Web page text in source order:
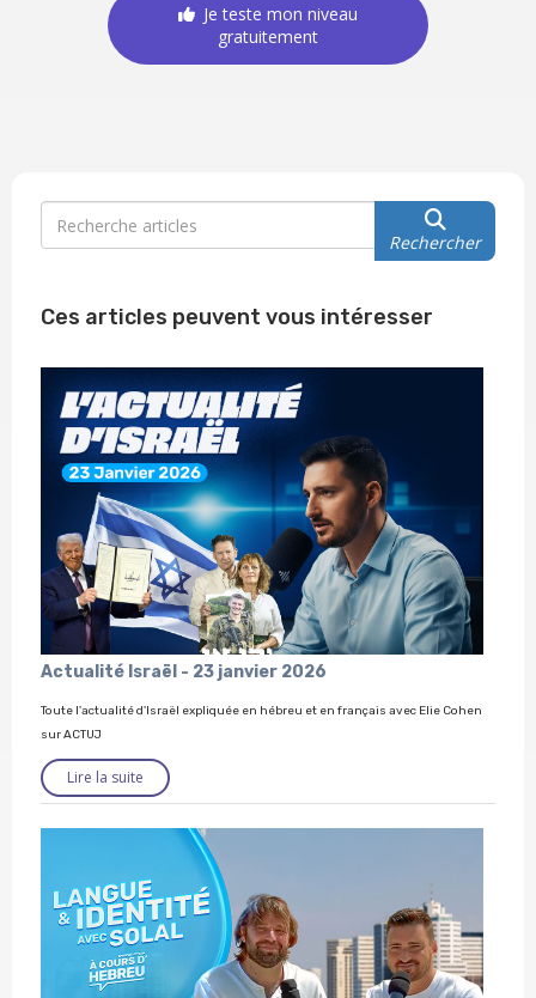
Je teste mon niveau
gratuitement
Rechercher
Ces articles peuvent vous intéresser
Actualité Israël - 23 janvier 2026
Toute l'actualité d'Israël expliquée en hébreu et en français avec Elie Cohen
sur ACTUJ
Lire la suite